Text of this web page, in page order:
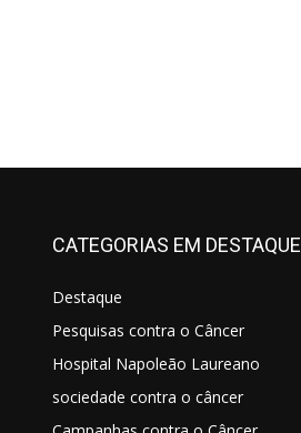
CATEGORIAS EM DESTAQUE
Destaque
Pesquisas contra o Câncer
Hospital Napoleão Laureano
sociedade contra o câncer